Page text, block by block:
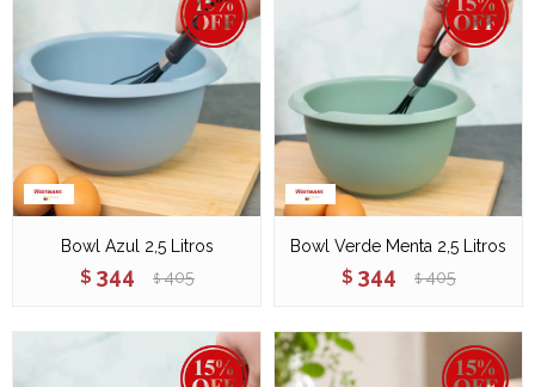
Bowl Azul 2,5 Litros
$ 344 $ 405
Bowl Verde Menta 2,5 Litros
$ 344 $ 405